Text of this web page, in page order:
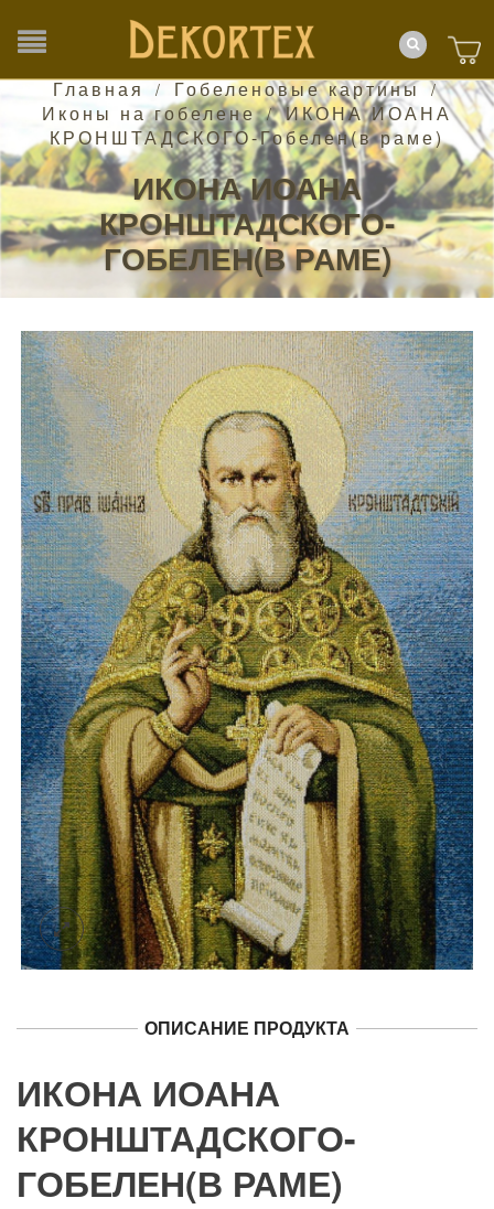
Главная / Гобеленовые картины /
Иконы на гобелене /ИКОНА ИОАНА
КРОНШТАДСКОГО-Гобелен(в раме)
ИКОНА ИОАНА
КРОНШТАДСКОГО-
ГОБЕЛЕН(В РАМЕ)
ОПИСАНИЕ ПРОДУКТА
ИКОНА ИОАНА
КРОНШТАДСКОГО-
ГОБЕЛЕН(В РАМЕ)